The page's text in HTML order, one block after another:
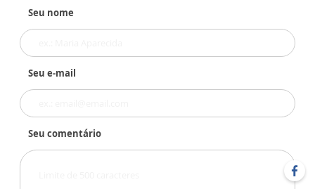
Seu nome
Seu e-mail
Seu comentário